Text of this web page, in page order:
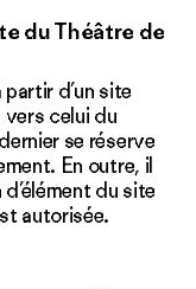
du Théâtre de
d’un site
vers celui du
se réserve
En outre, il
du site
autorisée.